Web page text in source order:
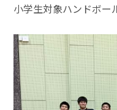
小学生対象ハンドボ